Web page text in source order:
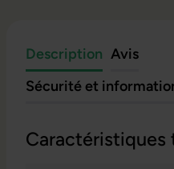
Description Avis
Sécurité et
Caractéristiques